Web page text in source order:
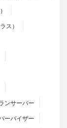
ス）
ンサーバー
ーバイザー